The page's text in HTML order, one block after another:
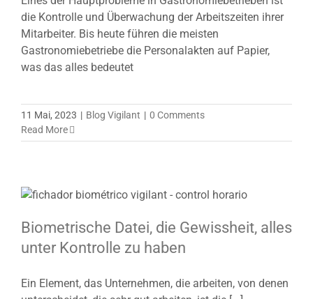
die Kontrolle und Überwachung der Arbeitszeiten ihrer
Mitarbeiter. Bis heute führen die meisten
Gastronomiebetriebe die Personalakten auf Papier,
was das alles bedeutet
11 Mai, 2023 | Blog Vigilant | 0 Comments
Read More
Biometrische Datei, die Gewissheit, alles
unter Kontrolle zu haben
Ein Element, das Unternehmen, die arbeiten, von denen